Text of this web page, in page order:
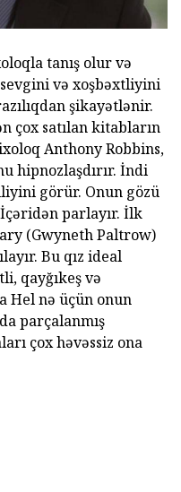
tanış olur və
və xoşbəxtliyini
şikayətlənir.
çox satılan kitabların
Anthony Robbins,
hipnozlaşdırır. İndi
görür. Onun gözü
parlayır. İlk
(Gwyneth Paltrow)
Bu qız ideal
qayğıkeş və
Hel nə üçün onun
parçalanmış
çox həvəssiz ona